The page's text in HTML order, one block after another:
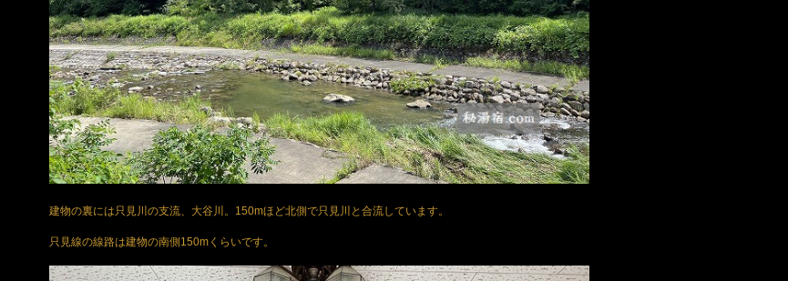
建物の裏には只見川の支流、大谷川。150mほど北側で只見川と合流しています。
只見線の線路は建物の南側150mくらいです。